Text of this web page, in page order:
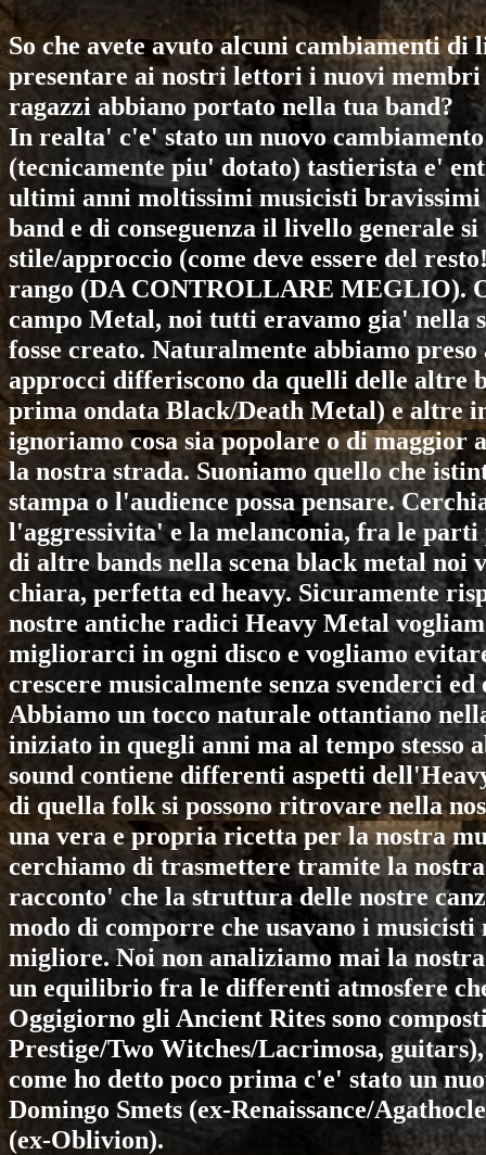
So che avete avuto alcuni cambiamenti
presentare ai nostri lettori i nuovi
ragazzi abbiano portato nella tua band?
In realta' c'e' stato un nuovo
(tecnicamente piu' dotato) tastierista e'
ultimi anni moltissimi musicisti
band e di conseguenza il livello generale
stile/approccio (come deve essere del
rango (DA CONTROLLARE MEGLIO).
campo Metal, noi tutti eravamo gia' nella
fosse creato. Naturalmente abbiamo
approcci differiscono da quelli delle altre
prima ondata Black/Death Metal) e altre
ignoriamo cosa sia popolare o di maggior
la nostra strada. Suoniamo quello che
stampa o l'audience possa pensare.
l'aggressivita' e la melanconia, fra le
di altre bands nella scena black metal noi
chiara, perfetta ed heavy. Sicuramente
nostre antiche radici Heavy Metal
migliorarci in ogni disco e vogliamo
crescere musicalmente senza svenderci
Abbiamo un tocco naturale ottantiano
iniziato in quegli anni ma al tempo stesso
sound contiene differenti aspetti
di quella folk si possono ritrovare nella
una vera e propria ricetta per la nostra
cerchiamo di trasmettere tramite la
racconto' che la struttura delle nostre
modo di comporre che usavano i
migliore. Noi non analiziamo mai la
un equilibrio fra le differenti atmosfere
Oggigiorno gli Ancient Rites sono
Prestige/Two Witches/Lacrimosa,
come ho detto poco prima c'e' stato un
Domingo Smets (ex-Renaissance/
(ex-Oblivion).